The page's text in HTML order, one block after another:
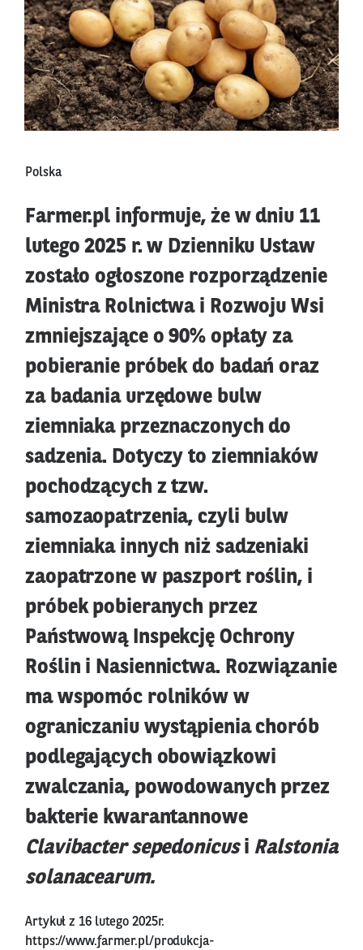
Polska
Farmer.pl informuje, że w dniu 11
lutego 2025 r. w Dzienniku Ustaw
zostało ogłoszone rozporządzenie
Ministra Rolnictwa i Rozwoju Wsi
zmniejszające o 90% opłaty za
pobieranie próbek do badań oraz
za badania urzędowe bulw
ziemniaka przeznaczonych do
sadzenia. Dotyczy to ziemniaków
pochodzących z tzw.
samozaopatrzenia, czyli bulw
ziemniaka innych niż sadzeniaki
zaopatrzone w paszport roślin, i
próbek pobieranych przez
Państwową Inspekcję Ochrony
Roślin i Nasiennictwa. Rozwiązanie
ma wspomóc rolników w
ograniczaniu wystąpienia chorób
podlegających obowiązkowi
zwalczania, powodowanych przez
bakterie kwarantannowe
Clavibacter sepedonicusi Ralstonia
solanacearum.
Artykuł z 16 lutego 2025r.
https://www.farmer.pl/produkcja-